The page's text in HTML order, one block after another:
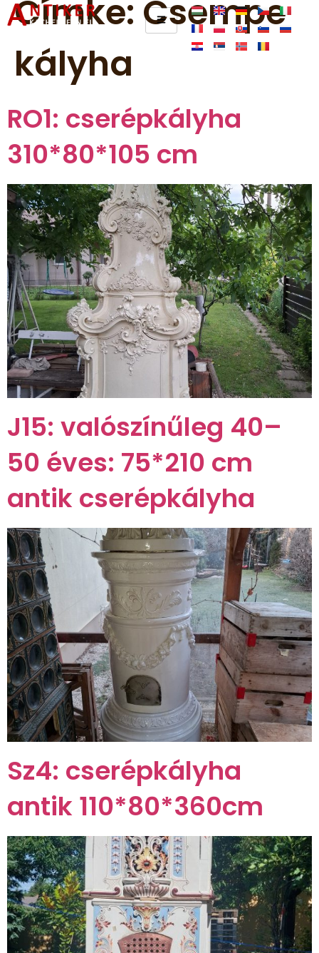
Címke: Csempe
kályha
RO1: cserépkályha
310*80*105 cm
J15: valószínűleg 40–
50 éves: 75*210 cm
antik cserépkályha
Sz4: cserépkályha
antik 110*80*360cm